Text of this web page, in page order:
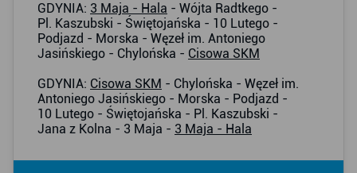
GDYNIA: 3 Maja - Hala - Wójta Radtkego -
Pl. Kaszubski - Świętojańska - 10 Lutego -
Podjazd - Morska - Węzeł im. Antoniego
Jasińskiego - Chylońska - Cisowa SKM
GDYNIA: Cisowa SKM - Chylońska - Węzeł im.
Antoniego Jasińskiego - Morska - Podjazd -
10 Lutego - Świętojańska - Pl. Kaszubski -
Jana z Kolna - 3 Maja - 3 Maja - Hala